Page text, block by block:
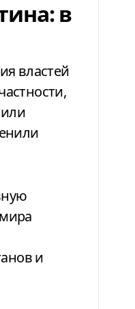
в
властей
и